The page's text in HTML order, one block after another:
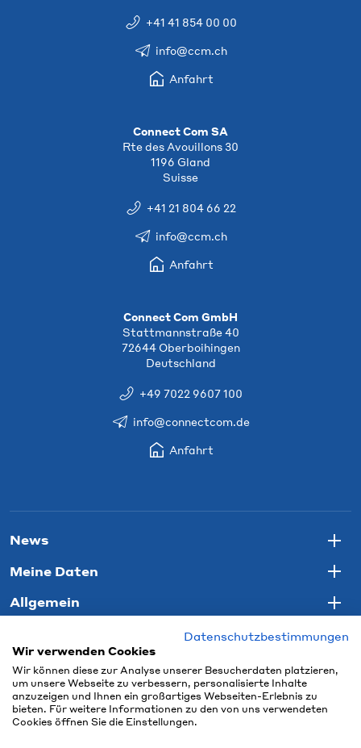
+41 41 854 00 00
info@ccm.ch
Anfahrt
Connect Com SA
Rte des Avouillons 30
1196 Gland
Suisse
+41 21 804 66 22
info@ccm.ch
Anfahrt
Connect Com GmbH
Stattmannstraße 40
72644 Oberboihingen
Deutschland
+49 7022 9607 100
info@connectcom.de
Anfahrt
News
Meine Daten
Allgemein
Datenschutzbestimmungen
Wir verwenden Cookies
Wir können diese zur Analyse unserer Besucherdaten platzieren,
um unsere Webseite zu verbessern, personalisierte Inhalte
anzuzeigen und Ihnen ein großartiges Webseiten-Erlebnis zu
bieten. Für weitere Informationen zu den von uns verwendeten
Cookies öffnen Sie die Einstellungen.